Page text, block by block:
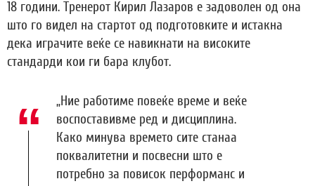
18 години. Тренерот Кирил Лазаров е задоволен од она
што го видел на стартот од подготовките и истакна
дека играчите веќе се навикнати на високите
стандарди кои ги бара клубот.
„Ние работиме повеќе време и веќе
воспоставивме ред и дисциплина.
Како минува времето сите станаа
поквалитетни и посвесни што е
потребно за повисок перформанс и